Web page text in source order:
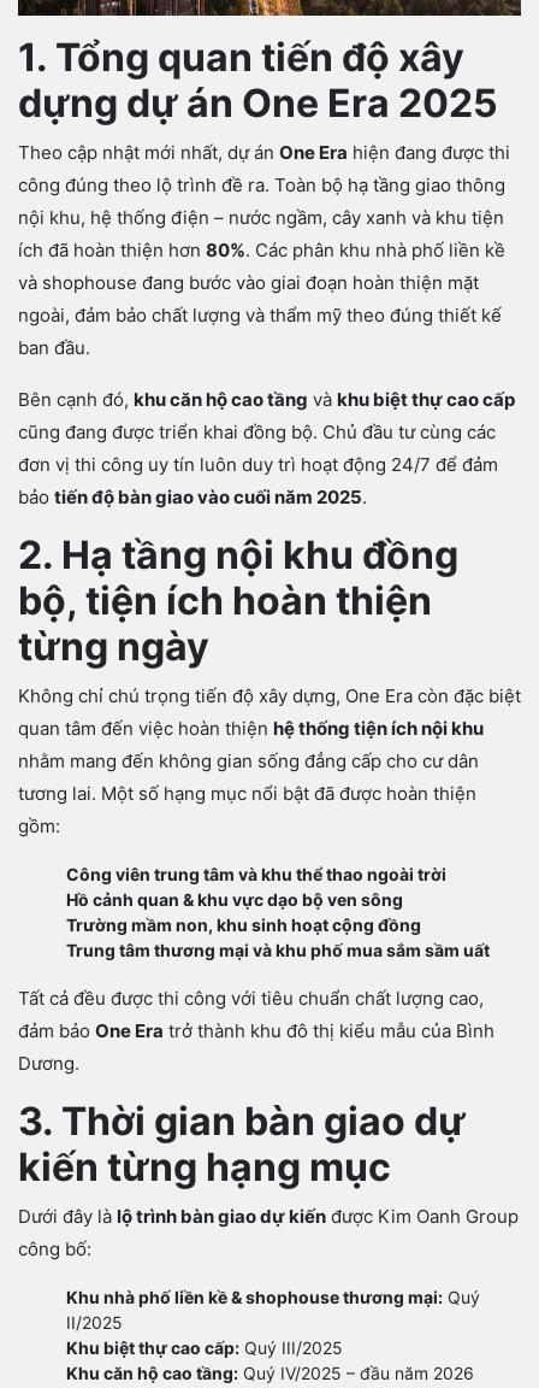
1. Tổng quan tiến độ xây
dựng dự án One Era 2025
Theo cập nhật mới nhất, dự án One Era hiện đang được thi
công đúng theo lộ trình đề ra. Toàn bộ hạ tầng giao thông
nội khu, hệ thống điện – nước ngầm, cây xanh và khu tiện
ích đã hoàn thiện hơn 80%. Các phân khu nhà phố liền kề
và shophouse đang bước vào giai đoạn hoàn thiện mặt
ngoài, đảm bảo chất lượng và thẩm mỹ theo đúng thiết kế
ban đầu.
Bên cạnh đó, khu căn hộ cao tầng và khu biệt thự cao cấp
cũng đang được triển khai đồng bộ. Chủ đầu tư cùng các
đơn vị thi công uy tín luôn duy trì hoạt động 24/7 để đảm
bảo tiến độ bàn giao vào cuối năm 2025.
2. Hạ tầng nội khu đồng
bộ, tiện ích hoàn thiện
từng ngày
Không chỉ chú trọng tiến độ xây dựng, One Era còn đặc biệt
quan tâm đến việc hoàn thiện hệ thống tiện ích nội khu
nhằm mang đến không gian sống đẳng cấp cho cư dân
tương lai. Một số hạng mục nổi bật đã được hoàn thiện
gồm:
Công viên trung tâm và khu thể thao ngoài trời
Hồ cảnh quan & khu vực dạo bộ ven sông
Trường mầm non, khu sinh hoạt cộng đồng
Trung tâm thương mại và khu phố mua sắm sầm uất
Tất cả đều được thi công với tiêu chuẩn chất lượng cao,
đảm bảo One Era trở thành khu đô thị kiểu mẫu của Bình
Dương.
3. Thời gian bàn giao dự
kiến từng hạng mục
Dưới đây là lộ trình bàn giao dự kiến được Kim Oanh Group
công bố:
Khu nhà phố liền kề & shophouse thương mại: Quý
II/2025
Khu biệt thự cao cấp: Quý III/2025
Khu căn hộ cao tầng: Quý IV/2025 – đầu năm 2026